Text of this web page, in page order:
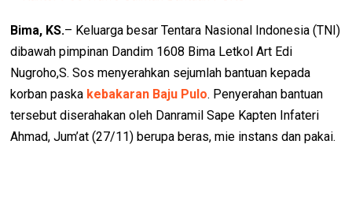
Bima, KS.– Keluarga besar Tentara Nasional Indonesia (TNI)
dibawah pimpinan Dandim 1608 Bima Letkol Art Edi
Nugroho,S. Sos menyerahkan sejumlah bantuan kepada
korban paska kebakaran Baju Pulo. Penyerahan bantuan
tersebut diserahakan oleh Danramil Sape Kapten Infateri
Ahmad, Jum’at (27/11) berupa beras, mie instans dan pakai.